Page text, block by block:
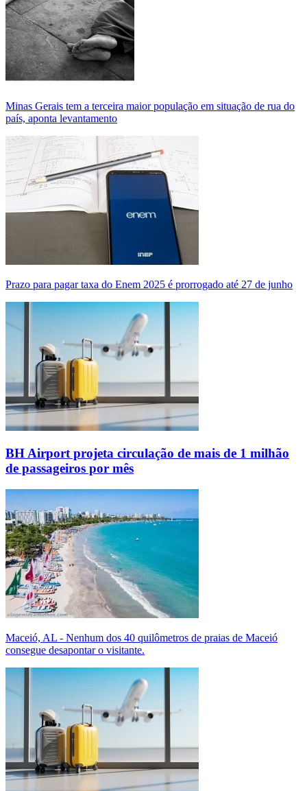
Minas Gerais tem a terceira maior população em situação de rua do
país, aponta levantamento
Prazo para pagar taxa do Enem 2025 é prorrogado até 27 de junho
BH Airport projeta circulação de mais de 1 milhão
de passageiros por mês
Maceió, AL - Nenhum dos 40 quilômetros de praias de Maceió
consegue desapontar o visitante.